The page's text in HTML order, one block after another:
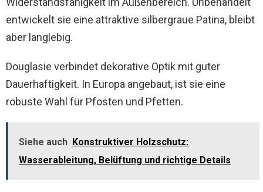
entwickelt sie eine attraktive silbergraue Patina, bleibt
aber langlebig.
Douglasie verbindet dekorative Optik mit guter
Dauerhaftigkeit. In Europa angebaut, ist sie eine
robuste Wahl für Pfosten und Pfetten.
Siehe auch Konstruktiver Holzschutz:
Wasserableitung, Belüftung und richtige Details